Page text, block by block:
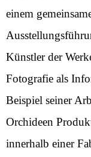
einem
Künstler der
Fotografie als
Beispiel seiner
Orchideen
innerhalb einer